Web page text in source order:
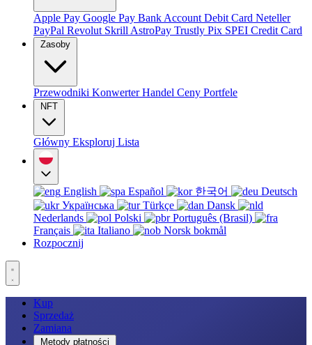
Apple Pay Google Pay Bank Account Debit Card Neteller
PayPal Revolut Skrill AstroPay Trustly Pix SPEI Credit Card
Zasoby
Przewodniki KonwerterHandel Ceny Portfele
NFT
Główny Eksploruj Lista
English Español 한국어
Deutsch
Українська
Türkçe
Dansk
Nederlands
Polski
Português (Brasil)
Français
Italiano
Norsk bokmål
Rozpocznij
Kup
Sprzedaż
Zamiana
Metody płatności